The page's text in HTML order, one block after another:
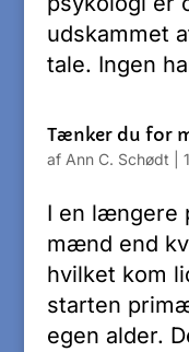
udskammet
tale. Ingen
Tænker du for
af Ann C. Schødt
I en længere
mænd end
hvilket kom
starten
egen alder.